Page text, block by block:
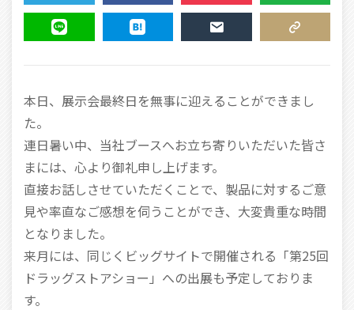
TWEET SHARE POCKET FEEDLY
本日、展示会最終日を無事に迎えることができまし
た。
連日暑い中、当社ブースへお立ち寄りいただいた皆さ
まには、心より御礼申し上げます。
直接お話しさせていただくことで、製品に対するご意
見や率直なご感想を伺うことができ、大変貴重な時間
となりました。
来月には、同じくビッグサイトで開催される「第25回
ドラッグストアショー」への出展も予定しておりま
す。